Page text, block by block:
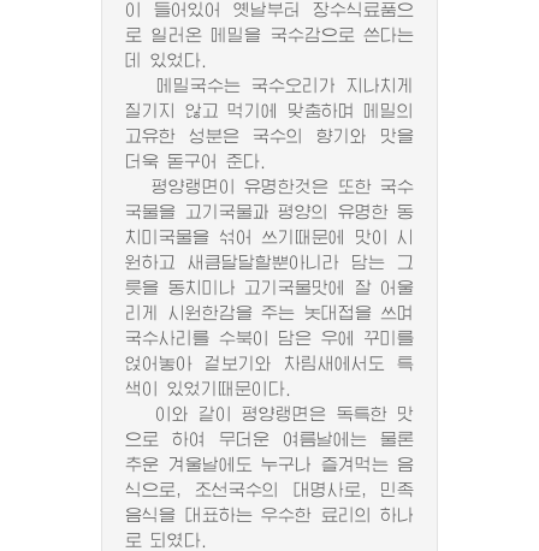
이 들어있어 옛날부터 장수식료품으
로 일러온 메밀을 국수감으로 쓴다는
데 있었다.
메밀국수는 국수오리가 지나치게
질기지 않고 먹기에 맞춤하며 메밀의
고유한 성분은 국수의 향기와 맛을
더욱 돋구어 준다.
평양랭면이 유명한것은 또한 국수
국물을 고기국물과 평양의 유명한 동
치미국물을 섞어 쓰기때문에 맛이 시
원하고 새큼달달할뿐아니라 담는 그
릇을 동치미나 고기국물맛에 잘 어울
리게 시원한감을 주는 놋대접을 쓰며
국수사리를 수북이 담은 우에 꾸미를
얹어놓아 겉보기와 차림새에서도 특
색이 있었기때문이다.
이와 같이 평양랭면은 독특한 맛
으로 하여 무더운 여름날에는 물론
추운 겨울날에도 누구나 즐겨먹는 음
식으로, 조선국수의 대명사로, 민족
음식을 대표하는 우수한 료리의 하나
로 되였다.